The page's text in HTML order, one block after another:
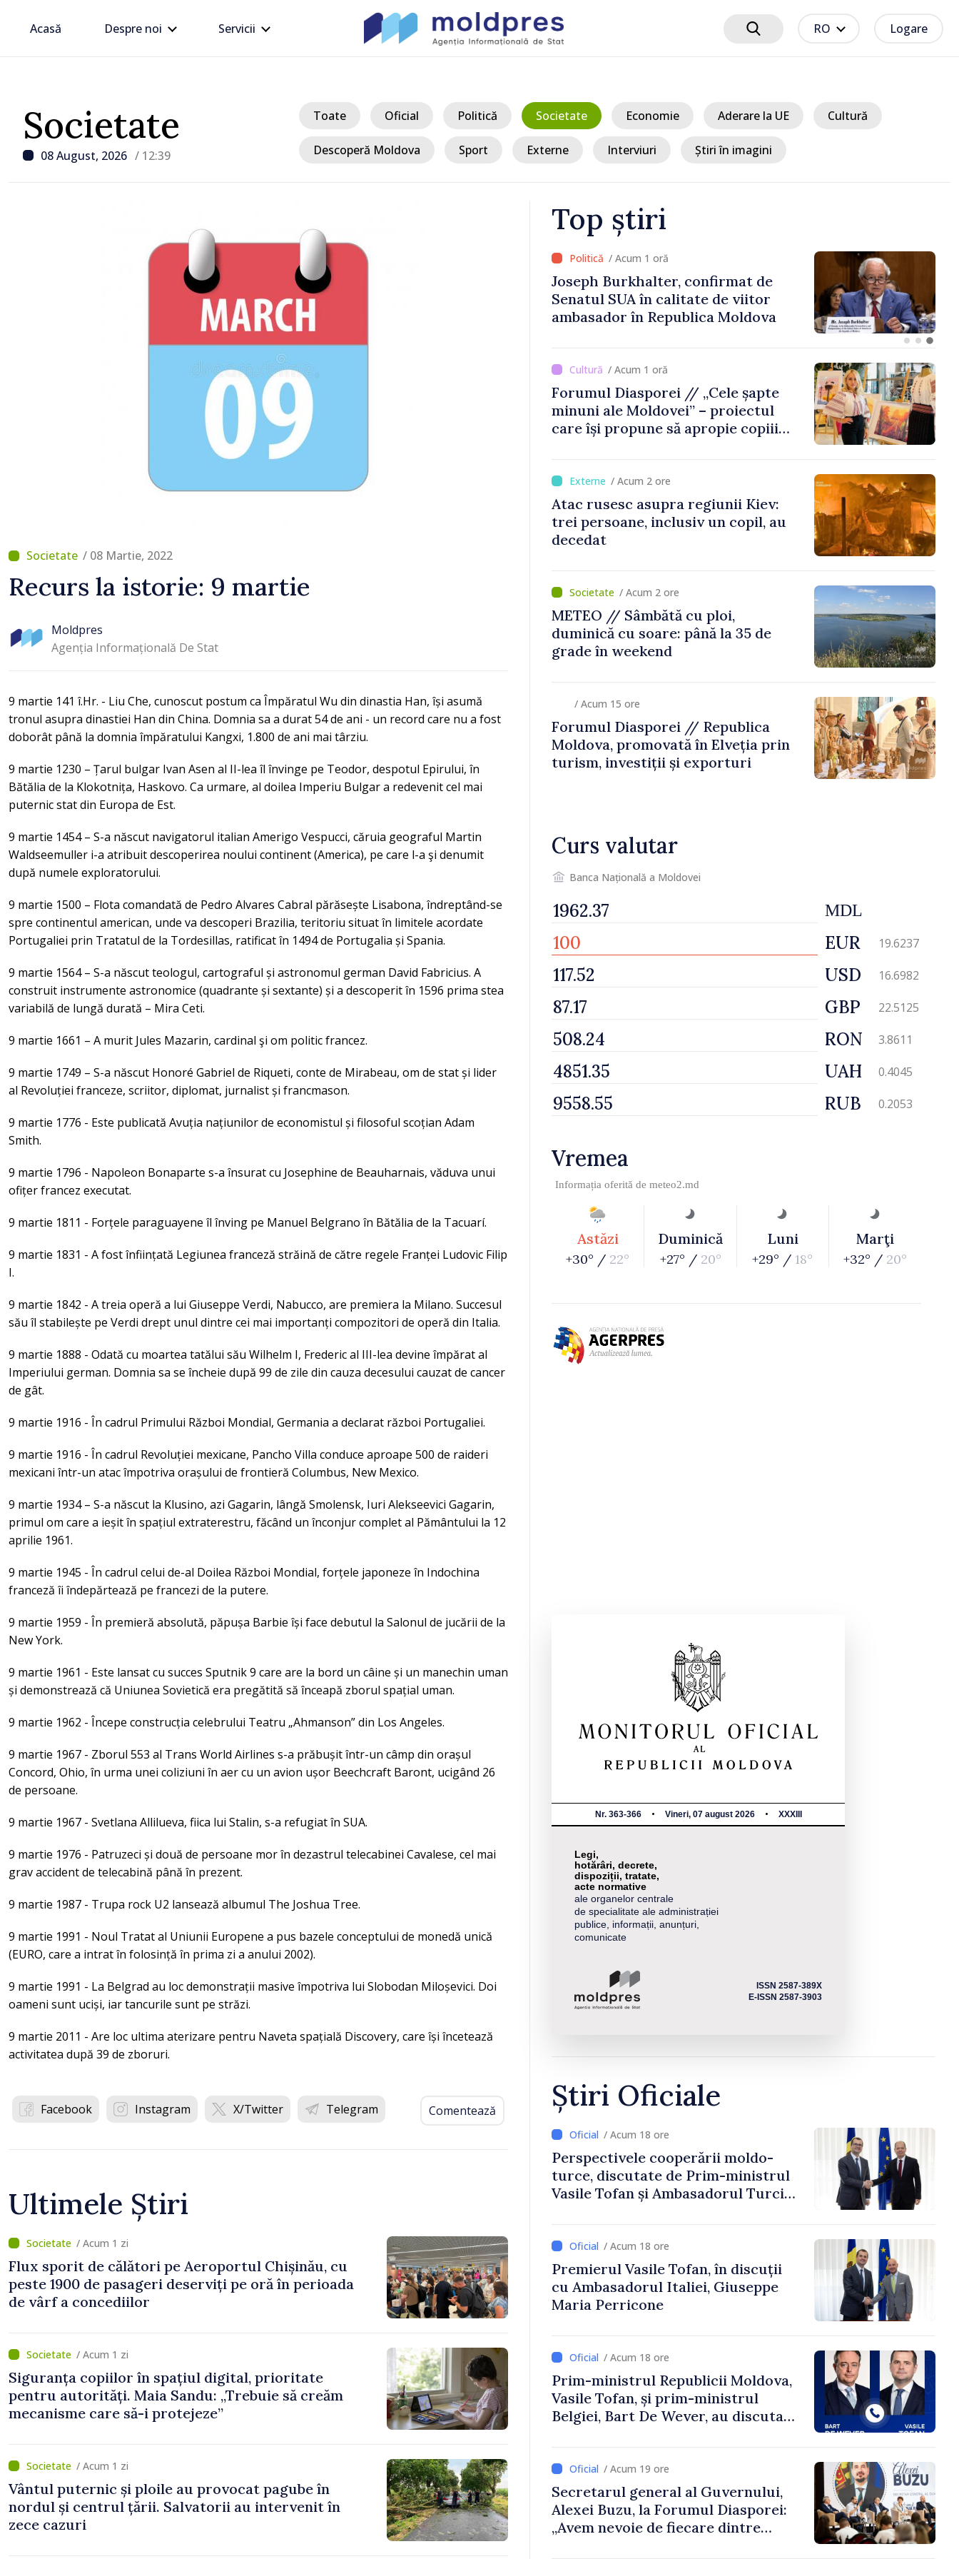
Acasă Despre noi Servicii RO Logare
Societate
08 August, 2026 / 12:39
Toate Oficial Politică Societate Economie Aderare la UE Cultură
Descoperă Moldova Sport Externe Interviuri Știri în imagini
/ 08 Martie, 2022
Recurs la istorie: 9 martie
Moldpres
Agenția Informațională De Stat
9 martie 141 î.Hr. - Liu Che, cunoscut postum ca Împăratul Wu din dinastia Han, își asumă
tronul asupra dinastiei Han din China. Domnia sa a durat 54 de ani - un record care nu a fost
doborât până la domnia împăratului Kangxi, 1.800 de ani mai târziu.
9 martie 1230 – Țarul bulgar Ivan Asen al II-lea îl învinge pe Teodor, despotul Epirului, în
Bătălia de la Klokotnița, Haskovo. Ca urmare, al doilea Imperiu Bulgar a redevenit cel mai
puternic stat din Europa de Est.
9 martie 1454 – S-a născut navigatorul italian Amerigo Vespucci, căruia geograful Martin
Waldseemuller i-a atribuit descoperirea noului continent (America), pe care l-a şi denumit
după numele exploratorului.
9 martie 1500 – Flota comandată de Pedro Alvares Cabral părăsește Lisabona, îndreptând-se
spre continentul american, unde va descoperi Brazilia, teritoriu situat în limitele acordate
Portugaliei prin Tratatul de la Tordesillas, ratificat în 1494 de Portugalia și Spania.
9 martie 1564 – S-a născut teologul, cartograful și astronomul german David Fabricius. A
construit instrumente astronomice (quadrante și sextante) și a descoperit în 1596 prima stea
variabilă de lungă durată – Mira Ceti.
9 martie 1661 – A murit Jules Mazarin, cardinal şi om politic francez.
9 martie 1749 – S-a născut Honoré Gabriel de Riqueti, conte de Mirabeau, om de stat și lider
al Revoluției franceze, scriitor, diplomat, jurnalist și francmason.
9 martie 1776 - Este publicată Avuția națiunilor de economistul și filosoful scoțian Adam
Smith.
9 martie 1796 - Napoleon Bonaparte s-a însurat cu Josephine de Beauharnais, văduva unui
ofițer francez executat.
9 martie 1811 - Forțele paraguayene îl înving pe Manuel Belgrano în Bătălia de la Tacuarí.
9 martie 1831 - A fost înființată Legiunea franceză străină de către regele Franței Ludovic Filip
I.
9 martie 1842 - A treia operă a lui Giuseppe Verdi, Nabucco, are premiera la Milano. Succesul
său îl stabilește pe Verdi drept unul dintre cei mai importanți compozitori de operă din Italia.
9 martie 1888 - Odată cu moartea tatălui său Wilhelm I, Frederic al III-lea devine împărat al
Imperiului german. Domnia sa se încheie după 99 de zile din cauza decesului cauzat de cancer
de gât.
9 martie 1916 - În cadrul Primului Război Mondial, Germania a declarat război Portugaliei.
9 martie 1916 - În cadrul Revoluției mexicane, Pancho Villa conduce aproape 500 de raideri
mexicani într-un atac împotriva orașului de frontieră Columbus, New Mexico.
9 martie 1934 – S-a născut la Klusino, azi Gagarin, lângă Smolensk, Iuri Alekseevici Gagarin,
primul om care a ieșit în spațiul extraterestru, făcând un înconjur complet al Pământului la 12
aprilie 1961.
9 martie 1945 - În cadrul celui de-al Doilea Război Mondial, forțele japoneze în Indochina
franceză îi îndepărtează pe francezi de la putere.
9 martie 1959 - În premieră absolută, păpușa Barbie își face debutul la Salonul de jucării de la
New York.
9 martie 1961 - Este lansat cu succes Sputnik 9 care are la bord un câine și un manechin uman
și demonstrează că Uniunea Sovietică era pregătită să înceapă zborul spațial uman.
9 martie 1962 - Începe construcția celebrului Teatru „Ahmanson” din Los Angeles.
9 martie 1967 - Zborul 553 al Trans World Airlines s-a prăbușit într-un câmp din orașul
Concord, Ohio, în urma unei coliziuni în aer cu un avion ușor Beechcraft Baront, ucigând 26
de persoane.
9 martie 1967 - Svetlana Allilueva, fiica lui Stalin, s-a refugiat în SUA.
9 martie 1976 - Patruzeci și două de persoane mor în dezastrul telecabinei Cavalese, cel mai
grav accident de telecabină până în prezent.
9 martie 1987 - Trupa rock U2 lansează albumul The Joshua Tree.
9 martie 1991 - Noul Tratat al Uniunii Europene a pus bazele conceptului de monedă unică
(EURO, care a intrat în folosință în prima zi a anului 2002).
9 martie 1991 - La Belgrad au loc demonstrații masive împotriva lui Slobodan Miloșevici. Doi
oameni sunt uciși, iar tancurile sunt pe străzi.
9 martie 2011 - Are loc ultima aterizare pentru Naveta spațială Discovery, care își încetează
activitatea după 39 de zboruri.
Facebook Instagram X/Twitter Telegram Comentează
Ultimele Știri
/ Acum 1 zi
Flux sporit de călători pe Aeroportul Chișinău, cu
peste 1900 de pasageri deserviți pe oră în perioada
de vârf a concediilor
/ Acum 1 zi
Siguranța copiilor în spațiul digital, prioritate
pentru autorități. Maia Sandu: „Trebuie să creăm
mecanisme care să-i protejeze”
/ Acum 1 zi
Vântul puternic și ploile au provocat pagube în
nordul și centrul țării. Salvatorii au intervenit în
zece cazuri
Top știri
Joseph Burkhalter, confirmat de
Senatul SUA în calitate de viitor
ambasador în Republica Moldova
/ Acum 12 minute
Moldova sunt EU // Tamara
Șchiopu, antreprenoarea care
construiește punți între Marea
/ Acum 1 oră
Forumul Diasporei // „Cele șapte
minuni ale Moldovei” – proiectul
care își propune să apropie copiii
/ Acum 2 ore
Atac rusesc asupra regiunii Kiev:
trei persoane, inclusiv un copil, au
decedat
/ Acum 2 ore
METEO // Sâmbătă cu ploi,
duminică cu soare: până la 35 de
grade în weekend
/ Acum 15 ore
Forumul Diasporei // Republica
Moldova, promovată în Elveția prin
turism, investiții și exporturi
Curs valutar
Banca Națională a Moldovei
MDL
EUR 19.6237
USD 16.6982
GBP 22.5125
RON 3.8611
UAH 0.4045
RUB 0.2053
Vremea
Informația oferită de meteo2.md
Astăzi
+30° / 22°
Duminică
+27° / 20°
Luni
+29° / 18°
Marţi
+32° / 20°
Nr. 363-366 Vineri, 07 august 2026 XXXIII
Legi,
hotărâri, decrete,
dispoziții, tratate,
acte normative
ale organelor centrale
de specialitate ale administrației
publice, informații, anunțuri,
comunicate
ISSN 2587-389X
E-ISSN 2587-3903
Știri Oficiale
/ Acum 18 ore
Perspectivele cooperării moldo-
turce, discutate de Prim-ministrul
Vasile Tofan și Ambasadorul Turciei,
/ Acum 18 ore
Premierul Vasile Tofan, în discuții
cu Ambasadorul Italiei, Giuseppe
Maria Perricone
/ Acum 18 ore
Prim-ministrul Republicii Moldova,
Vasile Tofan, și prim-ministrul
Belgiei, Bart De Wever, au discutat
/ Acum 19 ore
Secretarul general al Guvernului,
Alexei Buzu, la Forumul Diasporei:
„Avem nevoie de fiecare dintre